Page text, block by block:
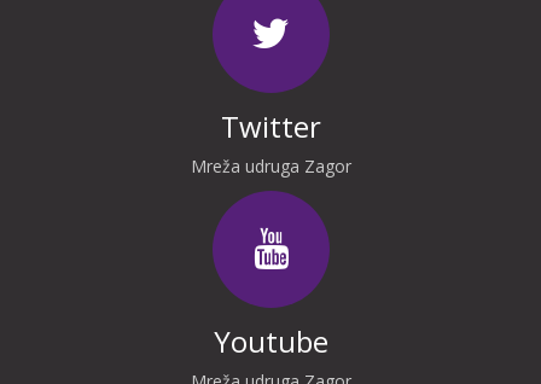
Twitter
Mreža udruga Zagor
Youtube